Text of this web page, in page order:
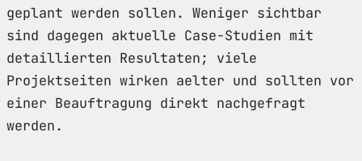
geplant werden sollen. Weniger sichtbar
sind dagegen aktuelle Case-Studien mit
detaillierten Resultaten; viele
Projektseiten wirken aelter und sollten vor
einer Beauftragung direkt nachgefragt
werden.